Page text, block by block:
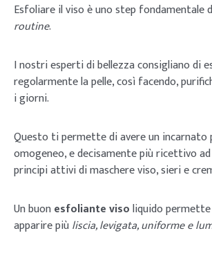
Esfoliare il viso è uno step fondamentale
routine.
I nostri esperti di bellezza consigliano di
regolarmente la pelle, così facendo,
i giorni.
Questo ti permette di avere un incarnato
omogeneo, e decisamente più ricettivo
principi attivi di maschere viso, sieri e
Un buonesfoliante visoliquido
apparire piùliscia, levigata, uniforme e